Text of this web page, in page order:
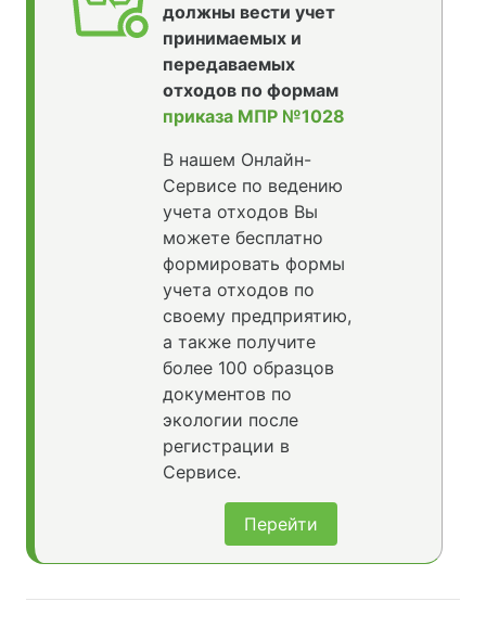
должны вести учет
принимаемых и
передаваемых
отходов по формам
приказа МПР №1028
В нашем Онлайн-
Сервисе по ведению
учета отходов Вы
можете бесплатно
формировать формы
учета отходов по
своему предприятию,
а также получите
более 100 образцов
документов по
экологии после
регистрации в
Сервисе.
Перейти